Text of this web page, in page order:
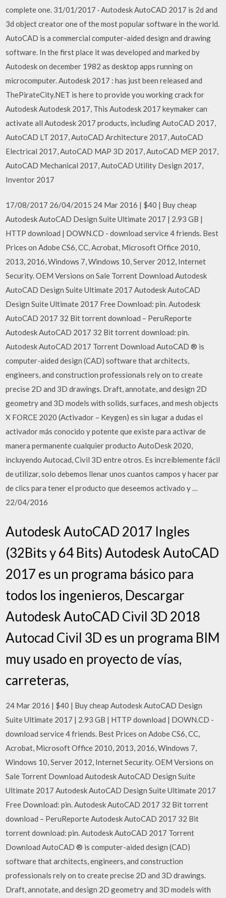
complete one. 31/01/2017 · Autodesk AutoCAD 2017 is 2d and
3d object creator one of the most popular software in the world.
AutoCAD is a commercial computer-aided design and drawing
software. In the first place it was developed and marked by
Autodesk on december 1982 as desktop apps running on
microcomputer. Autodesk 2017 : has just been released and
ThePirateCity.NET is here to provide you working crack for
Autodesk Autodesk 2017, This Autodesk 2017 keymaker can
activate all Autodesk 2017 products, including AutoCAD 2017,
AutoCAD LT 2017, AutoCAD Architecture 2017, AutoCAD
Electrical 2017, AutoCAD MAP 3D 2017, AutoCAD MEP 2017,
AutoCAD Mechanical 2017, AutoCAD Utility Design 2017,
Inventor 2017
17/08/2017 26/04/2015 24 Mar 2016 | $40 | Buy cheap
Autodesk AutoCAD Design Suite Ultimate 2017 | 2.93 GB |
HTTP download | DOWN.CD - download service 4 friends. Best
Prices on Adobe CS6, CC, Acrobat, Microsoft Office 2010,
2013, 2016, Windows 7, Windows 10, Server 2012, Internet
Security. OEM Versions on Sale Torrent Download Autodesk
AutoCAD Design Suite Ultimate 2017 Autodesk AutoCAD
Design Suite Ultimate 2017 Free Download: pin. Autodesk
AutoCAD 2017 32 Bit torrent download – PeruReporte
Autodesk AutoCAD 2017 32 Bit torrent download: pin.
Autodesk AutoCAD 2017 Torrent Download AutoCAD ® is
computer-aided design (CAD) software that architects,
engineers, and construction professionals rely on to create
precise 2D and 3D drawings. Draft, annotate, and design 2D
geometry and 3D models with solids, surfaces, and mesh objects
X FORCE 2020 (Activador – Keygen) es sin lugar a dudas el
activador más conocido y potente que existe para activar de
manera permanente cualquier producto AutoDesk 2020,
incluyendo Autocad, Civil 3D entre otros. Es increíblemente fácil
de utilizar, solo debemos llenar unos cuantos campos y hacer par
de clics para tener el producto que deseemos activado y …
22/04/2016
Autodesk AutoCAD 2017 Ingles
(32Bits y 64 Bits) Autodesk AutoCAD
2017 es un programa básico para
todos los ingenieros, Descargar
Autodesk AutoCAD Civil 3D 2018
Autocad Civil 3D es un programa BIM
muy usado en proyecto de vías,
carreteras,
24 Mar 2016 | $40 | Buy cheap Autodesk AutoCAD Design
Suite Ultimate 2017 | 2.93 GB | HTTP download | DOWN.CD -
download service 4 friends. Best Prices on Adobe CS6, CC,
Acrobat, Microsoft Office 2010, 2013, 2016, Windows 7,
Windows 10, Server 2012, Internet Security. OEM Versions on
Sale Torrent Download Autodesk AutoCAD Design Suite
Ultimate 2017 Autodesk AutoCAD Design Suite Ultimate 2017
Free Download: pin. Autodesk AutoCAD 2017 32 Bit torrent
download – PeruReporte Autodesk AutoCAD 2017 32 Bit
torrent download: pin. Autodesk AutoCAD 2017 Torrent
Download AutoCAD ® is computer-aided design (CAD)
software that architects, engineers, and construction
professionals rely on to create precise 2D and 3D drawings.
Draft, annotate, and design 2D geometry and 3D models with